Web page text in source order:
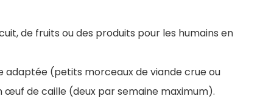
de fruits ou des produits pour les humains en
adaptée (petits morceaux de viande crue ou
œuf de caille (deux par semaine maximum).